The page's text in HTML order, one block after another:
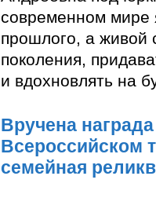
современном мире
прошлого, а живой
поколения,
и вдохновлять на
Вручена
Всероссийском
семейная